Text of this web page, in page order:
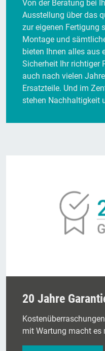
Von der Beratung bei
Ausstellung über das
zur eigenen Fertigung
Montage und
bieten Ihnen alles aus
Sicherheit Ihr richtiger
auch nach vielen
Ersatzteile. Und im
stehen Nachhaltigkeit
20 Jahre
mit Wartung macht es